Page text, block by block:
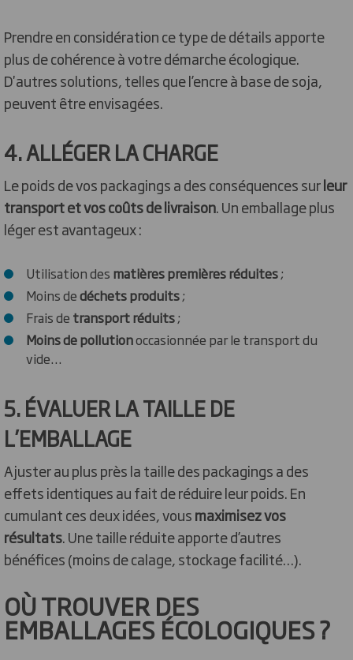
Prendre en considération ce type de détails apporte
plus de cohérence à votre démarche écologique.
D'autres solutions, telles que l’encre à base de soja,
peuvent être envisagées.
4. ALLÉGER LA CHARGE
Le poids de vos packagings a des conséquences surleur
transport et vos coûts de livraison. Un emballage plus
léger est avantageux :
Utilisation des matières premières réduites;
Moins dedéchets produits;
Frais de transport réduits;
Moins de pollutionoccasionnée par le transport du
vide…
5. ÉVALUER LA TAILLE DE
L’EMBALLAGE
Ajuster au plus près la taille des packagings a des
effets identiques au fait de réduire leur poids. En
cumulant ces deux idées, vousmaximisez vos
résultats. Une taille réduite apporte d’autres
bénéfices (moins de calage, stockage facilité…).
OÙ TROUVER DES
EMBALLAGES ÉCOLOGIQUES ?